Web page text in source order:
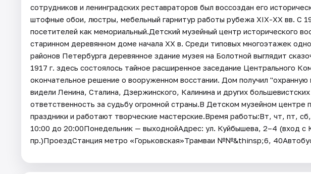
сотрудников и ленинградских реставраторов был воссоздан его
штофные обои, люстры, мебельный гарнитур работы рубежа XIX-XX вв. С
посетителей как мемориальный.Детский музейный центр исторического
старинном деревянном доме начала XX в. Среди типовых многоэтажек
районов Петербурга деревянное здание музея на Болотной выглядит
1917 г. здесь состоялось тайное расширенное заседание Центрального
окончательное решение о вооруженном восстании. Дом получил
видели Ленина, Сталина, Дзержинского, Калинина и других
ответственность за судьбу огромной страны.В Детском музейном центре
праздники и работают творческие мастерские.Время работы:Вт, чт, пт,
10:00 до 20:00Понедельник — выходнойАдрес: ул. Куйбышева, 2–4 (вход с
пр.)ПроездСтанция метро «Горьковская»Трамваи №№&thinsp;6,